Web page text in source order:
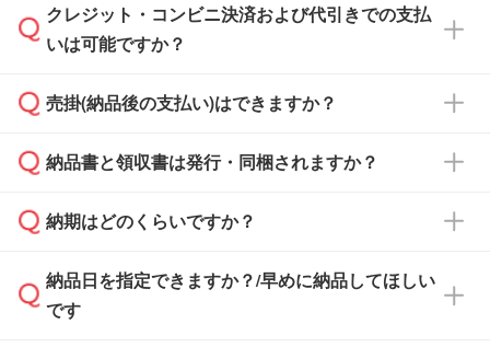
通常、翌営業日までにお送りしております。混
雑状況によっては、お時間をいただくこともご
依頼いただいた場合は、翌営業日以降のご連絡
クレジット・コンビニ決済および代引きでの支払
いは可能ですか？
銀行振込のみのご対応となります。
売掛(納品後の支払い)はできますか？
基本的には先入金をお願いしておりますが、自
どの場合は、月末締め翌月末払いに対応可能で
また、卒業・卒園記念品で対策委員会や個人様
納品書と領収書は発行・同梱されますか？
納品書・領収書は ご依頼をいただいた場合の
ず、通常はPDFデータをメール添付でお送りし
ます。
納期はどのくらいですか？
・印刷する場合(500個程度)
ご入金、イメージ画像の校了から約2週間～2
納品日を指定できますか？/早めに納品してほしい
です